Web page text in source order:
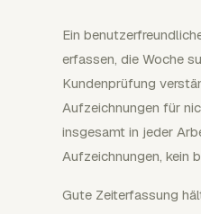
Ein
erfassen, die Woche
Kundenprüfung
Aufzeichnungen für
insgesamt in jeder
Aufzeichnungen, kein
Gute Zeiterfassung